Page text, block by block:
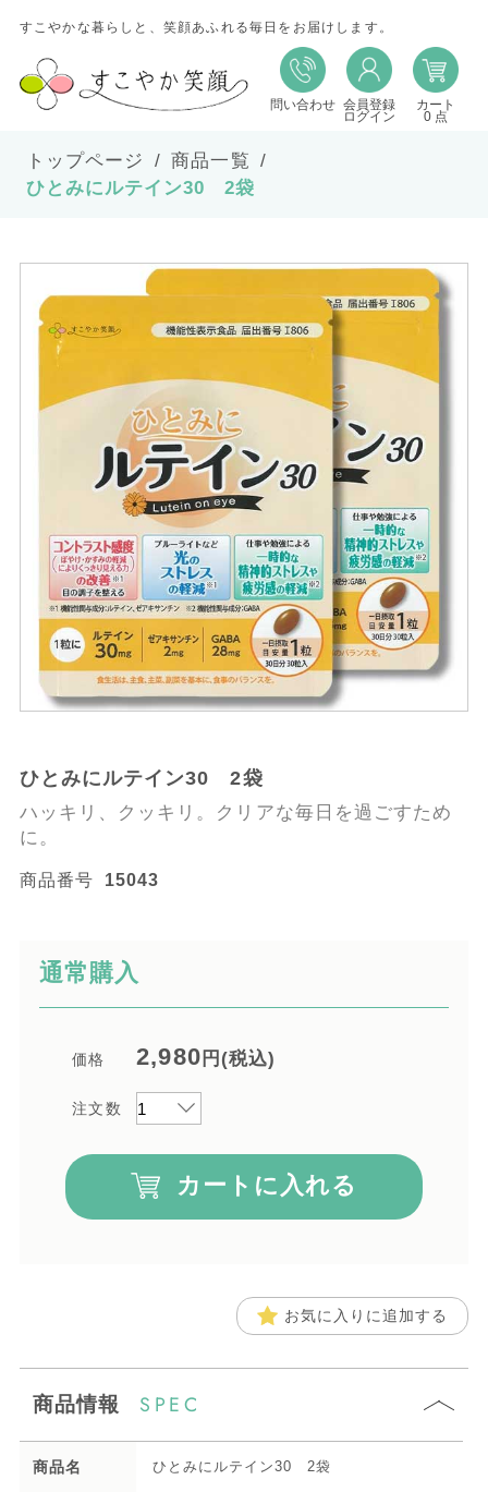
すこやかな暮らしと、笑顔あふれる毎日をお届けします。
問い合わせ 会員登録
ログイン
カート
0 点
トップページ
商品一覧
ひとみにルテイン30 2袋
ひとみにルテイン30 2袋
ハッキリ、クッキリ。クリアな毎日を過ごすため
に。
商品番号 15043
通常購入
価格 2,980 円(税込)
注文数
カートに入れる
お気に入りに追加する
商品情報 SPEC
商品名 ひとみにルテイン30 2袋